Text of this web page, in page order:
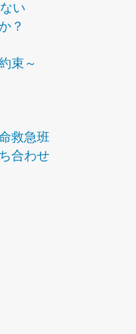
い
？
束～
救急班
合わせ